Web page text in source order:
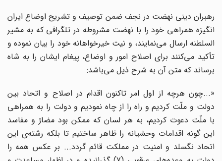
رهبران دینی نهضت در نجف ضمن توصیف و تشریح اوضاع ایران
انگیزه همراهی خود را با نهضت مشروطه در تلگرافی که به مشیر
السلطنه ارسال می‌نمایند، و نیت خیرخواهانه خود را بیان نموده و
تأکید می‌کنند برای اصلاح امور و اوضاع، پیغام ایشان را به شاه
برساند که متن آن به شرح ذیل می‌باشد:
«...چون هرچه از اول امر تاکنون اقدام در اصلاح و اتحاد بین
دولت و ملّت کردیم و راه را از چاه نمودیم و دولت را به همراهی
با ملّت دعوت کردیم، به هر لسان که ممکن بود مضارّ و مفاسد
این گونه اقدامات وحشیانه را ظاهر ساختیم تا بلکه رشته‌ی این
اتحاد نگسلد و امنیت در مملکت قائم گردد... بر عکس همه را